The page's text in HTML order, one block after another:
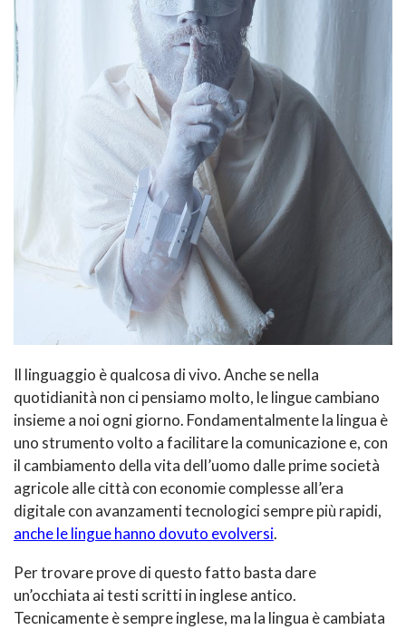
Il linguaggio è qualcosa di vivo. Anche se nella
quotidianità non ci pensiamo molto, le lingue cambiano
insieme a noi ogni giorno. Fondamentalmente la lingua è
uno strumento volto a facilitare la comunicazione e, con
il cambiamento della vita dell’uomo dalle prime società
agricole alle città con economie complesse all’era
digitale con avanzamenti tecnologici sempre più rapidi,
anche le lingue hanno dovuto evolversi.
Per trovare prove di questo fatto basta dare
un’occhiata ai testi scritti in inglese antico.
Tecnicamente è sempre inglese, ma la lingua è cambiata